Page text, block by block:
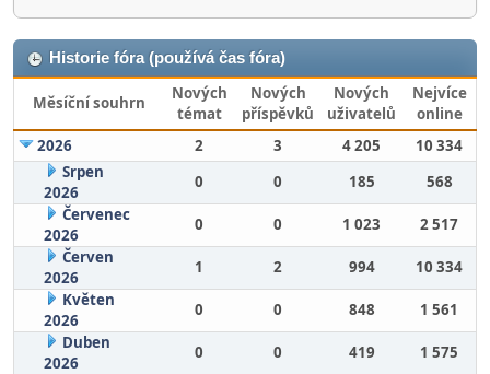
Historie fóra (používá čas fóra)
Měsíční souhrn
Nových
témat
Nových
příspěvků
Nových
uživatelů
Nejvíce
online
2026
2 3 4 205
10 334
Srpen
2026
0 0 185
568
Červenec
2026
0 0 1 023
2 517
Červen
2026
1 2 994
10 334
Květen
2026
0 0 848
1 561
Duben
2026
0 0 419
1 575